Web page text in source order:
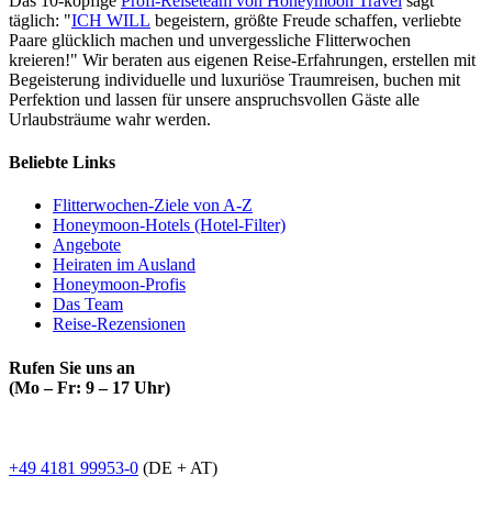
täglich: "ICH WILL begeistern, größte Freude schaffen, verliebte
Paare glücklich machen und unvergessliche Flitterwochen
kreieren!" Wir beraten aus eigenen Reise-Erfahrungen, erstellen mit
Begeisterung individuelle und luxuriöse Traumreisen, buchen mit
Perfektion und lassen für unsere anspruchsvollen Gäste alle
Urlaubsträume wahr werden.
Beliebte Links
Flitterwochen-Ziele von A-Z
Honeymoon-Hotels (Hotel-Filter)
Angebote
Heiraten im Ausland
Honeymoon-Profis
Das Team
Reise-Rezensionen
Rufen Sie uns an
(Mo – Fr: 9 – 17 Uhr)
+49 4181 99953-0 (DE + AT)